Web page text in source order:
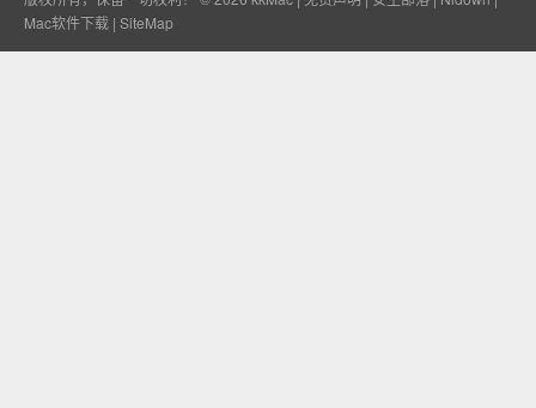
Mac软件下载 | SiteMap